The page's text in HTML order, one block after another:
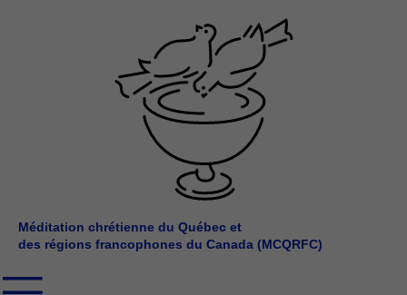
Méditation chrétienne du Québec et
des régions francophones du Canada (MCQRFC)